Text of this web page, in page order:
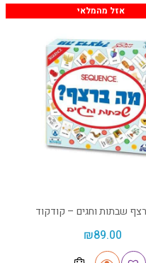
אזל מהמלאי
שבתות וחגים – קודקוד
₪89.00